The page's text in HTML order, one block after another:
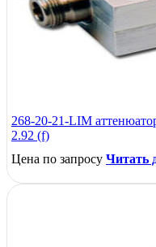
268-20-21-LIM
2.92 (f)
Цена по запросу Читать